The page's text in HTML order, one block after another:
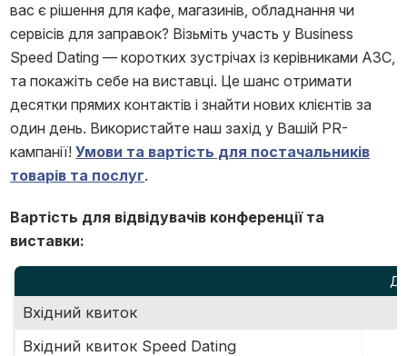
вас є рішення для кафе, магазинів, обладнання чи
сервісів для заправок? Візьміть участь у Business
Speed Dating — коротких зустрічах із керівниками АЗС,
та покажіть себе на виставці. Це шанс отримати
десятки прямих контактів і знайти нових клієнтів за
один день. Використайте наш захід у Вашій PR-
кампанії!Умови та вартість для постачальників
товарів та послуг.
Вартість для відвідувачів конференції та
виставки:
Вхідний квиток
Вхідний квиток Speed Dating